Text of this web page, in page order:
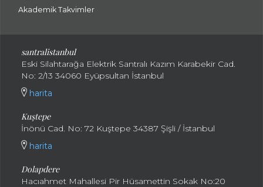
Akademik Takvimler
santralistanbul
Eski Silahtarağa Elektrik Santralı Kazım Karabekir Cad.
No: 2/13 34060 Eyüpsultan İstanbul
harita
Kuştepe
İnönü Cad. No: 72 Kuştepe 34387 Şişli / İstanbul
harita
Dolapdere
Hacıahmet Mahallesi Pir Hüsamettin Sokak No:20